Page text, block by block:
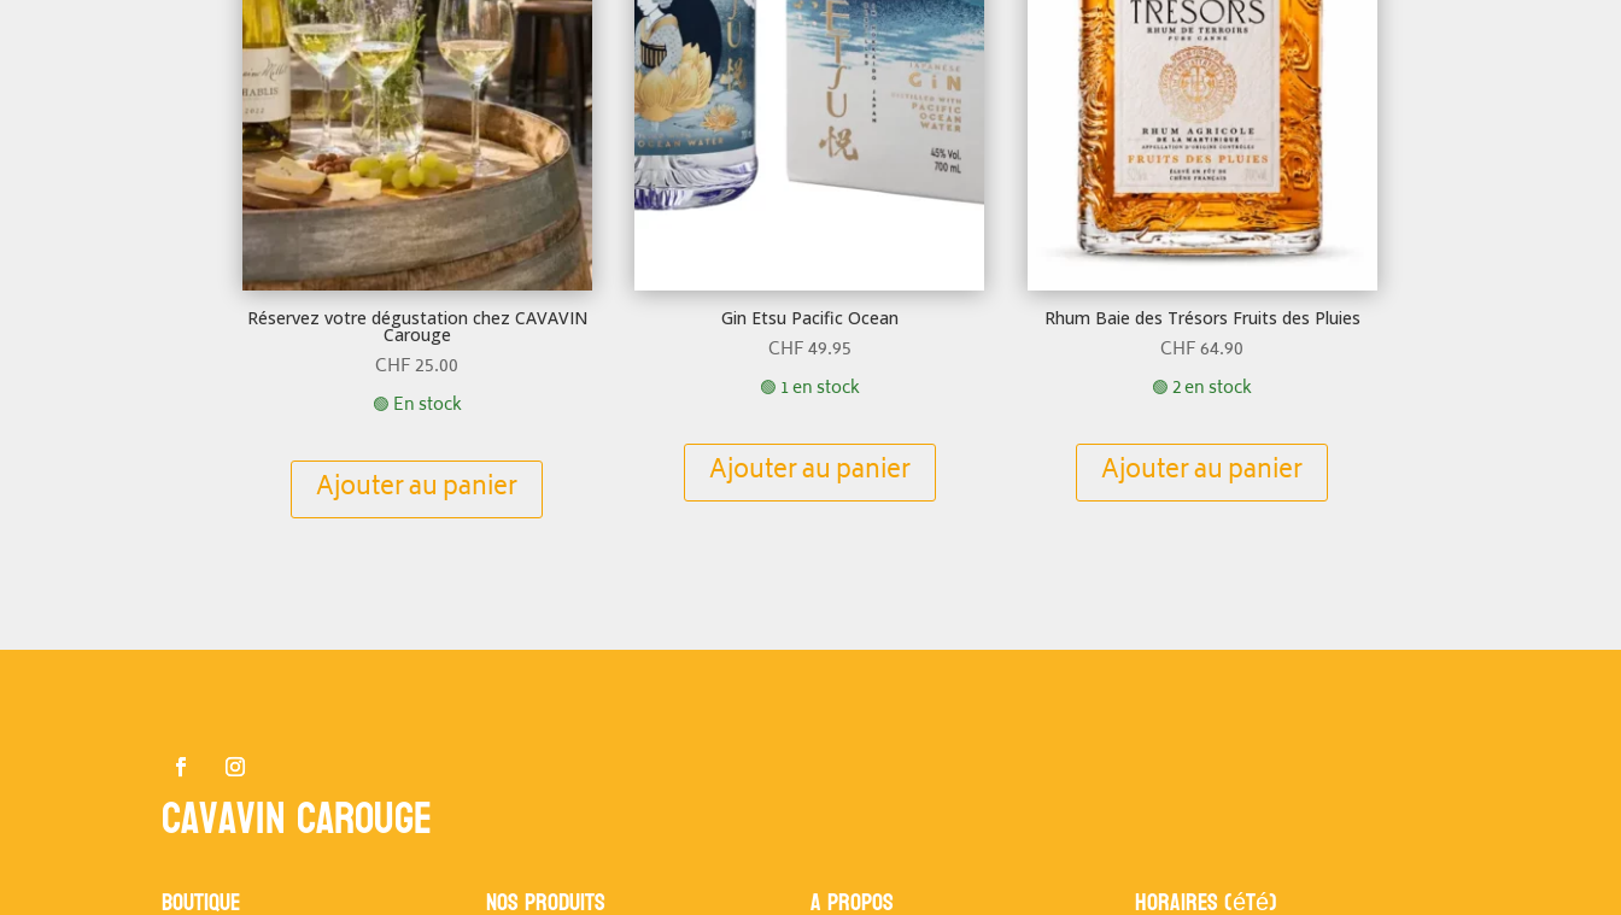
Réservez votre dégustation chez CAVAVIN
Carouge
CHF25.00
🟢 En stock
Ajouter au panier
Gin Etsu Pacific Ocean
CHF49.95
🟢 1 en stock
Ajouter au panier
Rhum Baie des Trésors Fruits des Pluies
CHF64.90
🟢 2 en stock
Ajouter au panier
Cavavin Carouge
Boutique NOS PRODUITS A propos Horaires (été)